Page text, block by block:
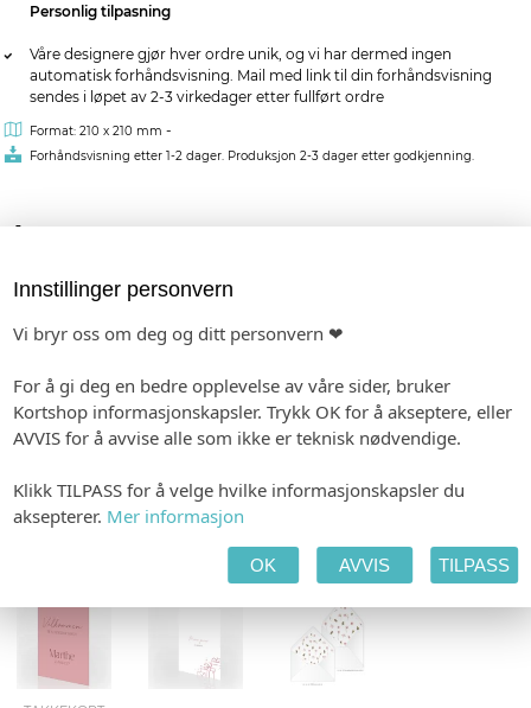
Personlig tilpasning
Våre designere gjør hver ordre unik, og vi har dermed ingen
automatisk forhåndsvisning. Mail med link til din forhåndsvisning
sendes i løpet av 2-3 virkedager etter fullført ordre
Format: 210 x 210 mm -
Forhåndsvisning etter 1-2 dager. Produksjon 2-3 dager etter godkjenning.
kr 319,00
BORDKORT I PAPIR
INVITASJON ETIKETTER
GAVELISTE LINER
Innstillinger personvern
Vi bryr oss om deg og ditt personvern ❤
For å gi deg en bedre opplevelse av våre sider, bruker
Kortshop informasjonskapsler. Trykk OK for å akseptere, eller
AVVIS for å avvise alle som ikke er teknisk nødvendige.
Klikk TILPASS for å velge hvilke informasjonskapsler du
aksepterer. Mer informasjon
OK AVVIS TILPASS